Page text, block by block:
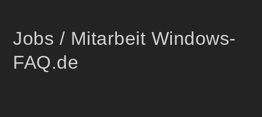
Jobs / Mitarbeit Windows-
FAQ.de